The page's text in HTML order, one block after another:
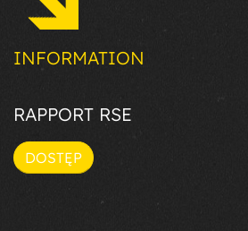
INFORMATION
RAPPORT RSE
DOSTĘP